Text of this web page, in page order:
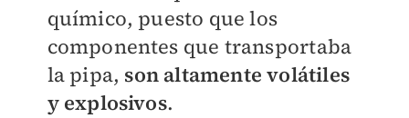
químico, puesto que los
componentes que transportaba
la pipa, son altamente volátiles
y explosivos.